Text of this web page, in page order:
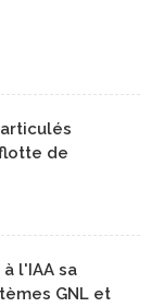
de
l'IAA sa
GNL et